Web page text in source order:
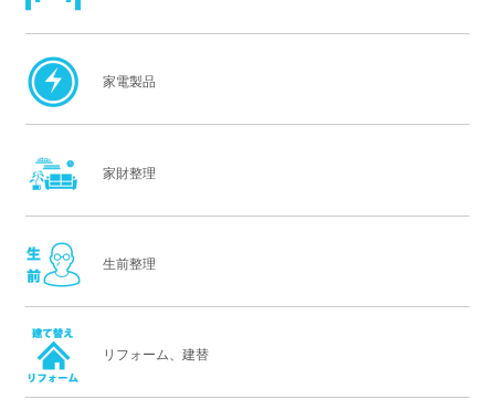
家電製品
家財整理
生前整理
リフォーム、建替